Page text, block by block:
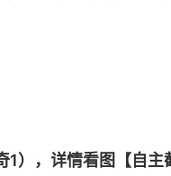
，详情看图【自主